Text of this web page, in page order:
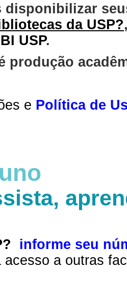
disponibilizar
da USP?
USP.
produção
e Política de
informe seu
acesso a outras